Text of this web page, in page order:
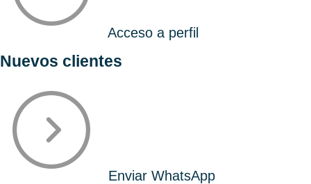
Acceso a perfil
Nuevos clientes
Enviar WhatsApp